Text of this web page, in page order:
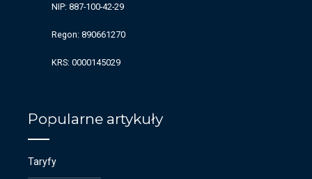
NIP: 887-100-42-29
Regon: 890661270
KRS: 0000145029
Popularne artykuły
Taryfy